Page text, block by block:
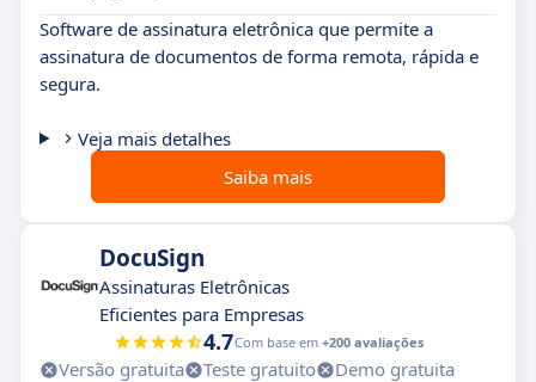
Software de assinatura eletrônica que permite a
assinatura de documentos de forma remota, rápida e
segura.
Veja mais detalhes
Saiba mais
DocuSign
Assinaturas Eletrônicas
Eficientes para Empresas
4.7Com base em +200 avaliações
Versão gratuita Teste gratuito
Demo gratuita